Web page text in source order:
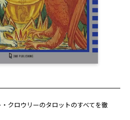
クロウリーのタロットのすべてを徹